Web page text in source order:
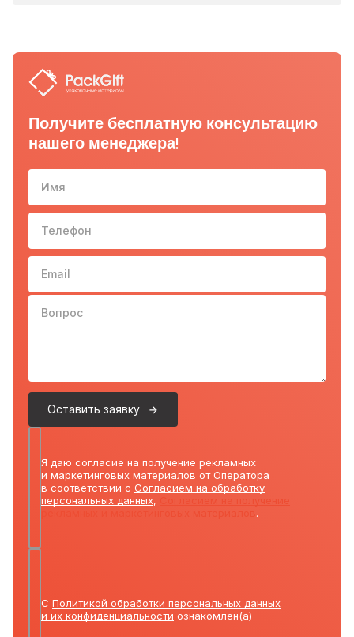
Получите бесплатную консультацию
нашего менеджера!
Имя
Телефон 10-
Email
Вопрос
Оставить заявку
Я даю согласие на получение рекламных
и маркетинговых материалов от Оператора
в соответствии с Согласием на обработку
персональных данных,
.
С Политикой обработки персональных данных
и их конфиденциальности ознакомлен(а)